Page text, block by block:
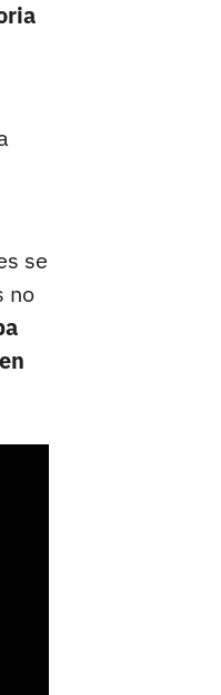
se
no